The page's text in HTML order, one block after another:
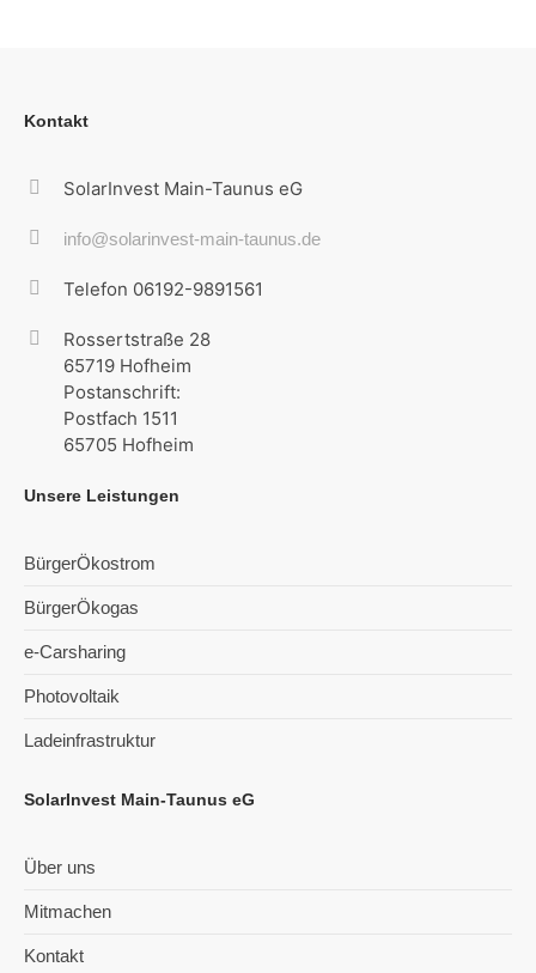
Kontakt
SolarInvest Main-Taunus eG
info@solarinvest-main-taunus.de
Telefon 06192-9891561
Rossertstraße 28
65719 Hofheim
Postanschrift:
Postfach 1511
65705 Hofheim
Unsere Leistungen
BürgerÖkostrom
BürgerÖkogas
e-Carsharing
Photovoltaik
Ladeinfrastruktur
SolarInvest Main-Taunus eG
Über uns
Mitmachen
Kontakt